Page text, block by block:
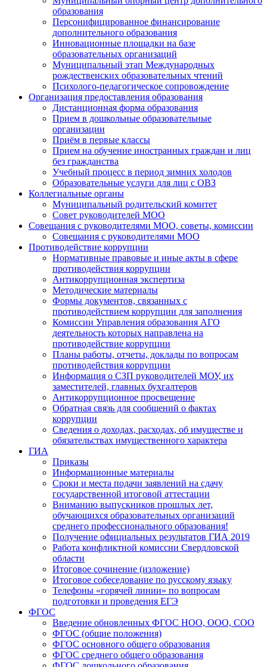
образования
Персонифицированное финансирование
дополнительного образования
Инновационные площадки на базе
образовательных организаций
Муниципальный этап Международных
рождественских образовательных чтений
Психолого-педагогическое сопровождение
Организация предоставления образования
Дистанционная форма образования
Прием в дошкольные образовательные
организации
Приём в первые классы
Прием на обучение иностранных граждан и лиц
без гражданства
Учебный процесс в период зимних холодов
Образовательные услуги для лиц с ОВЗ
Коллегиальные органы
Муниципальный родительский комитет
Совет руководителей МОО
Совещания с руководителями МОО, советы, комиссии
Совещания с руководителями МОО
Противодействие коррупции
Нормативные правовые и иные акты в сфере
противодействия коррупции
Антикоррупционная экспертиза
Методические материалы
Формы документов, связанных с
противодействием коррупции для заполнения
Комиссии Управления образования АГО
деятельность которых направлена на
противодействие коррупции
Планы работы, отчеты, доклады по вопросам
противодействия коррупции
Информация о СЗП руководителей МОУ, их
заместителей, главных бухгалтеров
Антикоррупционное просвещение
Обратная связь для сообщений о фактах
коррупции
Сведения о доходах, расходах, об имуществе и
обязательствах имущественного характера
ГИА
Приказы
Информационные материалы
Сроки и места подачи заявлений на сдачу
государственной итоговой аттестации
Вниманию выпускников прошлых лет,
обучающихся образовательных организаций
среднего профессионального образования!
Получение официальных результатов ГИА 2019
Работа конфликтной комиссии Свердловской
области
Итоговое сочинение (изложение)
Итоговое собеседование по русскому языку
Телефоны «горячей линии» по вопросам
подготовки и проведения ЕГЭ
ФГОС
Введение обновленных ФГОС НОО, ООО, СОО
ФГОС (общие положения)
ФГОС основного общего образования
ФГОС среднего общего образования